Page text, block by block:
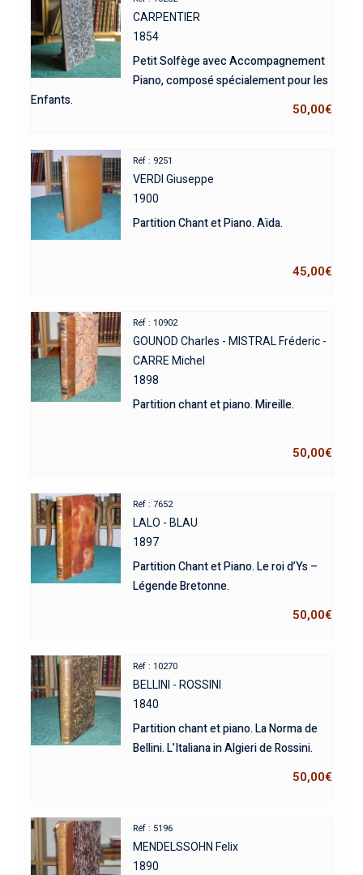
CARPENTIER
1854
Petit Solfège avec Accompagnement
Piano, composé spécialement pour les
Enfants.
50,00€
Réf : 9251
VERDI Giuseppe
1900
Partition Chant et Piano. Aïda.
45,00€
Réf : 10902
GOUNOD Charles - MISTRAL Fréderic -
CARRE Michel
1898
Partition chant et piano. Mireille.
50,00€
Réf : 7652
LALO - BLAU
1897
Partition Chant et Piano. Le roi d’Ys –
Légende Bretonne.
50,00€
Réf : 10270
BELLINI - ROSSINI
1840
Partition chant et piano. La Norma de
Bellini. L’Italiana in Algieri de Rossini.
50,00€
Réf : 5196
MENDELSSOHN Felix
1890